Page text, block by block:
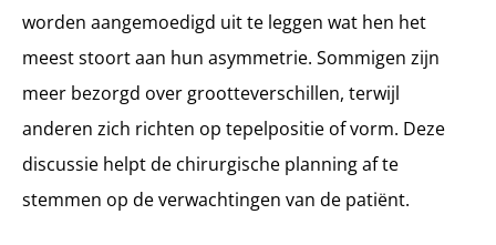
worden aangemoedigd uit te leggen wat hen het
meest stoort aan hun asymmetrie. Sommigen zijn
meer bezorgd over grootteverschillen, terwijl
anderen zich richten op tepelpositie of vorm. Deze
discussie helpt de chirurgische planning af te
stemmen op de verwachtingen van de patiënt.